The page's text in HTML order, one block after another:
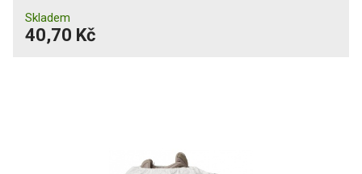
Skladem
40,70 Kč